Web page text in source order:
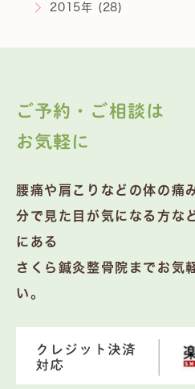
2015年 (28)
ご予約・ご相談は
お気軽に
腰痛や肩こりなどの体の痛
分で見た目が気になる方な
にある
さくら鍼灸整骨院までお気
い。